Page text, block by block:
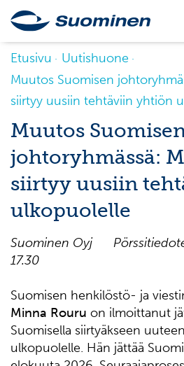
Etusivu
Uutishuone
Muutos Suomisen
siirtyy uusiin tehtäviin yhtiön
Muutos
johtoryhmässä:
siirtyy uusiin
ulkopuolelle
Suominen Oyj
17.30
Suomisen henkilöstö- ja
Minna Rouru on ilmoittanut
Suomisella siirtyäkseen
ulkopuolelle. Hän jättää